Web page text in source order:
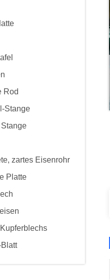
Rod
Stange
zartes Eisenrohr
Platte